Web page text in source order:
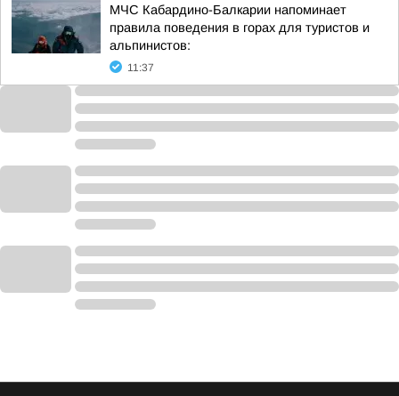
МЧС Кабардино-Балкарии напоминает
правила поведения в горах для туристов и
альпинистов:
11:37